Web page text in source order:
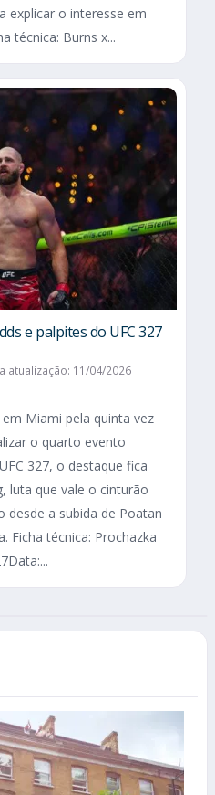
explicar o interesse em
técnica: Burns x...
e palpites do UFC 327
atualização: 11/04/2026
Miami pela quinta vez
o quarto evento
327, o destaque fica
luta que vale o cinturão
desde a subida de Poatan
Ficha técnica: Prochazka